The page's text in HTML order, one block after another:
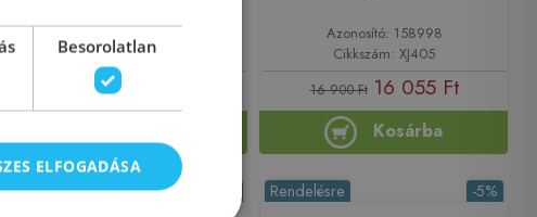
Azonosító: 158995
Cikkszám: XJ404
16 300 Ft 15 485 Ft
Azonosító: 158998
Cikkszám: XJ405
16 900 Ft 16 055 Ft
Kosárba
Rendelésre -5%
Rendelésre
Besorolatlan
ELFOGADÁSA